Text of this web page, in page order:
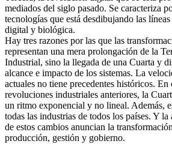
mediados del siglo pasado. Se caracteriza
tecnologías que está desdibujando las
digital y biológica.
Hay tres razones por las que las
representan una mera prolongación de la
Industrial, sino la llegada de una Cuarta y
alcance e impacto de los sistemas. La
actuales no tiene precedentes históricos.
revoluciones industriales anteriores, la
un ritmo exponencial y no lineal. Además,
todas las industrias de todos los países. Y
de estos cambios anuncian la
producción, gestión y gobierno.